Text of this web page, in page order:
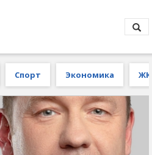
Спорт Экономика ЖКХ